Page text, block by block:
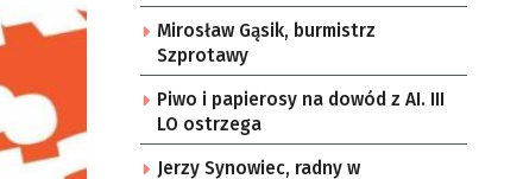
Kanady
Mirosław Gąsik, burmistrz
Szprotawy
Piwo i papierosy na dowód z AI. III
LO ostrzega
Jerzy Synowiec, radny w